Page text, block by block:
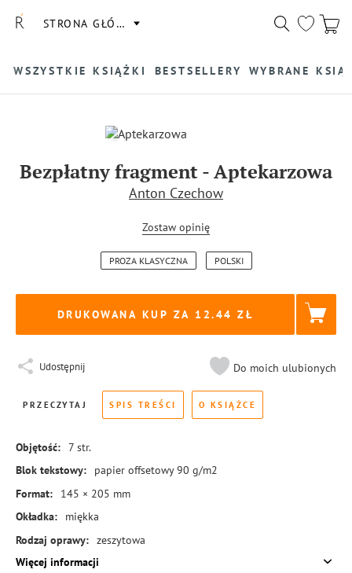
STRONA GŁÓWNA
WSZYSTKIE KSIĄŻKI BESTSELLERY WYBRANE
Bezpłatny fragment-Aptekarzowa
Anton Czechow
Zostaw opinię
PROZA KLASYCZNA POLSKI
DRUKOWANA KUP ZA 12.44
Udostępnij Do moich ulubionych
PRZECZYTAJ SPIS TREŚCI O KSIĄŻCE
Objętość: 7 str.
Blok tekstowy:
papier offsetowy 90 g/m2
Format:
145 × 205 mm
Okładka:
miękka
Rodzaj oprawy: zeszytowa
ISBN:
978-83-288-0141-7
Więcej informacji